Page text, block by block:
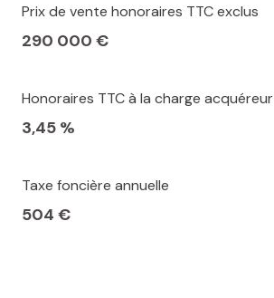
Prix de vente honoraires TTC exclus
290 000 €
Honoraires TTC à la charge acquéreur
3,45 %
Taxe foncière annuelle
504 €